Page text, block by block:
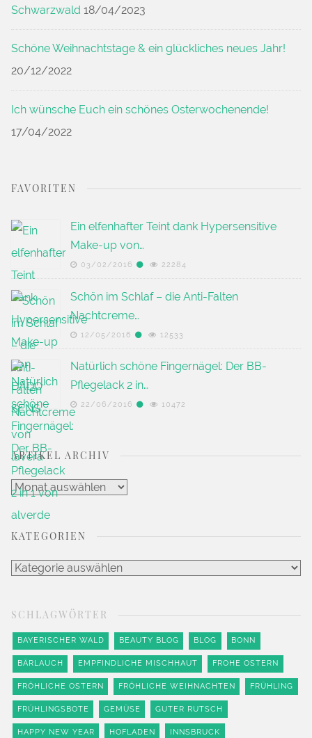
Schwarzwald 18/04/2023
Schöne Weihnachtstage & ein glückliches neues Jahr!
20/12/2022
Ich wünsche Euch ein schönes Osterwochenende!
17/04/2022
FAVORITEN
Ein elfenhafter Teint dank Hypersensitive
Make-up von…
03/02/2016 22284
Schön im Schlaf – die Anti-Falten
Nachtcreme…
12/05/2016 12533
Natürlich schöne Fingernägel: Der BB-
Pflegelack 2 in…
22/06/2016 10472
ARTIKEL ARCHIV
Artikel
Archiv
KATEGORIEN
Kategorien
SCHLAGWÖRTER
BAYERISCHER WALD BEAUTY BLOG BLOG BONN
BÄRLAUCH EMPFINDLICHE MISCHHAUT FROHE OSTERN
FRÖHLICHE OSTERN FRÖHLICHE WEIHNACHTEN FRÜHLING
FRÜHLINGSBOTE GEMÜSE GUTER RUTSCH
HAPPY NEW YEAR HOFLADEN INNSBRUCK